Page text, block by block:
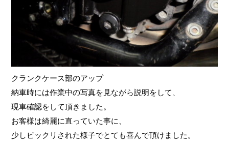
クランクケース部のアップ
納車時には作業中の写真を見ながら説明をして、
現車確認をして頂きました。
お客様は綺麗に直っていた事に、
少しビックリされた様子でとても喜んで頂けました。